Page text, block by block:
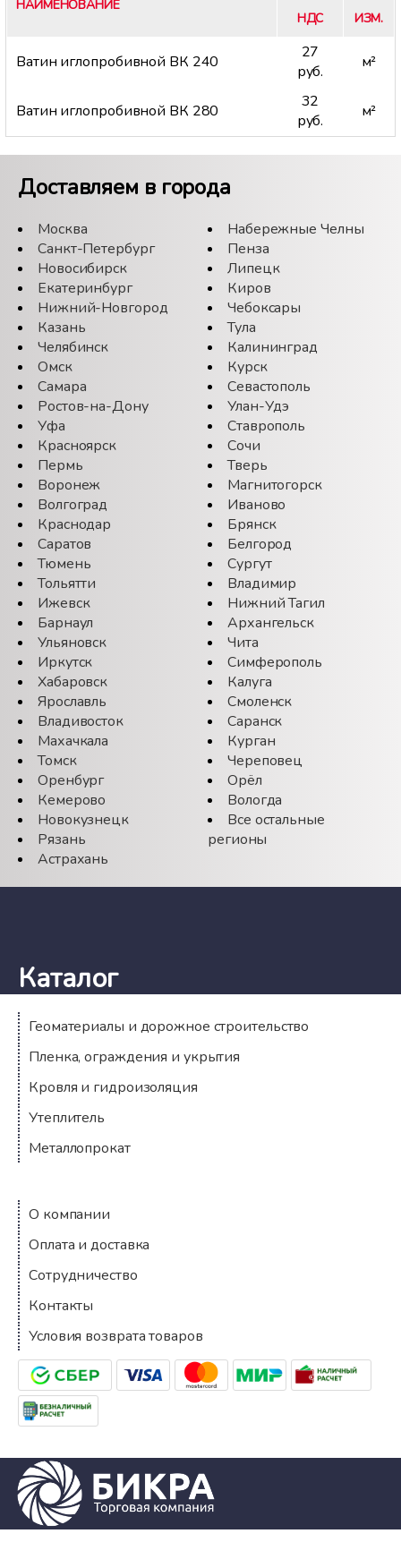
НАИМЕНОВАНИЕ
НДС
ИЗМ.
Ватин иглопробивной ВК 240
27
руб.
м²
Ватин иглопробивной ВК 280
32
руб.
м²
Доставляем в города
Москва
Санкт-Петербург
Новосибирск
Екатеринбург
Нижний-Новгород
Казань
Челябинск
Омск
Самара
Ростов-на-Дону
Уфа
Красноярск
Пермь
Воронеж
Волгоград
Краснодар
Саратов
Тюмень
Тольятти
Ижевск
Барнаул
Ульяновск
Иркутск
Хабаровск
Ярославль
Владивосток
Махачкала
Томск
Оренбург
Кемерово
Новокузнецк
Рязань
Астрахань
Набережные Челны
Пенза
Липецк
Киров
Чебоксары
Тула
Калининград
Курск
Севастополь
Улан-Удэ
Ставрополь
Сочи
Тверь
Магнитогорск
Иваново
Брянск
Белгород
Сургут
Владимир
Нижний Тагил
Архангельск
Чита
Симферополь
Калуга
Смоленск
Саранск
Курган
Череповец
Орёл
Вологда
Все остальные
регионы
Каталог
Геоматериалы и дорожное строительство
Пленка, ограждения и укрытия
Кровля и гидроизоляция
Утеплитель
Металлопрокат
Компания
О компании
Оплата и доставка
Сотрудничество
Контакты
Условия возврата товаров